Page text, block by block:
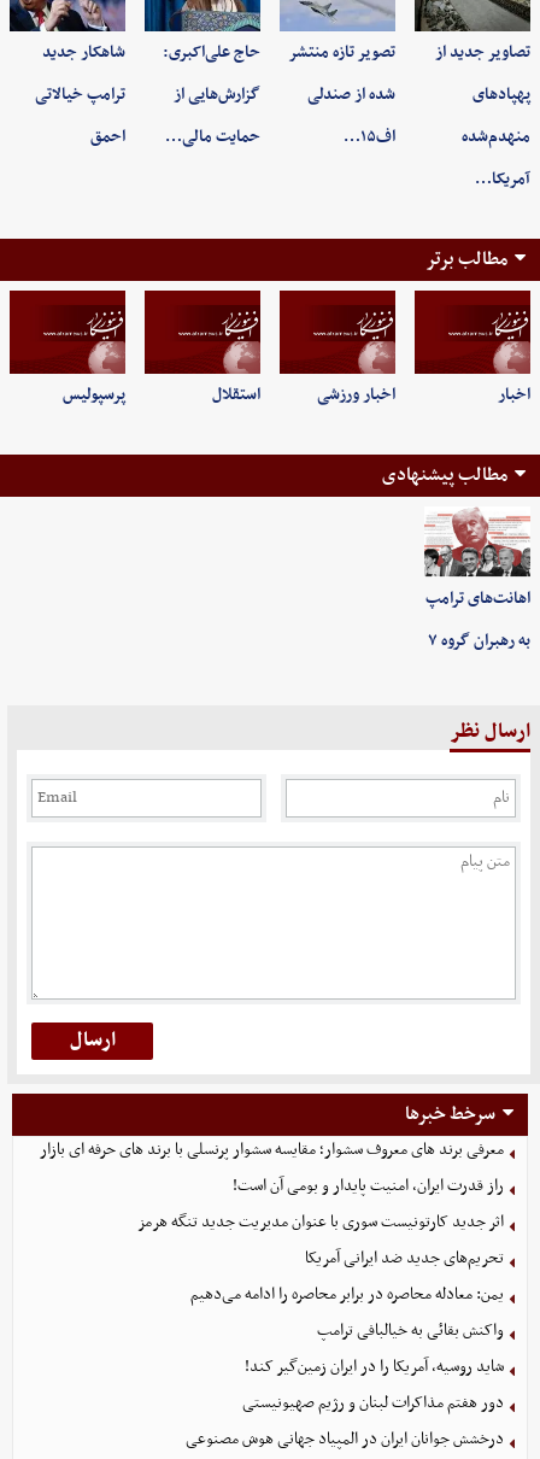
تصاویر جدید از
پهپادهای
منهدم‌شده
آمریکا…
تصویر تازه منتشر
شده از صندلی
اف۱۵…
حاج علی‌اکبری:
گزارش‌هایی از
حمایت مالی…
شاهکار جدید
ترامپ خیالاتی
احمق
مطالب برتر
اخبار اخبار ورزشی استقلال پرسپولیس
مطالب پیشنهادی
اهانت‌های ترامپ
به رهبران گروه ۷
ارسال نظر
سرخط خبرها
معرفی برند های معروف سشوار؛ مقایسه سشوار پرنسلی با برند های حرفه ای بازار
راز قدرت ایران، امنیت پایدار و بومی آن است!
اثر جدید کارتونیست سوری با عنوان مدیریت جدید تنگه هرمز
تحریم‌های جدید ضد ایرانی آمریکا
یمن: معادله محاصره در برابر محاصره را ادامه می‌دهیم
واکنش بقائی به خیالبافی ترامپ
شاید روسیه، آمریکا را در ایران زمین‌گیر کند!
دور هفتم مذاکرات لبنان و رژیم صهیونیستی
درخشش جوانان ایران در المپیاد جهانی هوش مصنوعی